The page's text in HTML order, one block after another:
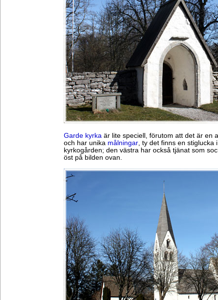
Garde kyrka är lite speciell, förutom att det är en
och har unika målningar, ty det finns en stiglucka
kyrkogården; den västra har också tjänat som
öst på bilden ovan.